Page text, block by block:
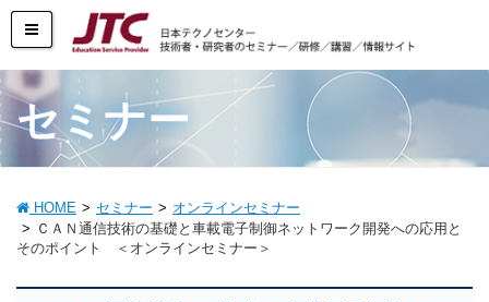
セミナー
HOME セミナー
オンラインセミナー
ＣＡＮ通信技術の基礎と車載電子制御ネットワーク開発への応用と
そのポイント ＜オンラインセミナー＞